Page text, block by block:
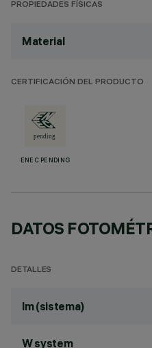
PROPIEDADES FÍSICAS
Material
CERTIFICACIÓN DEL PRODUCTO
ENEC PENDING
DATOS
DETALLES
lm (sistema)
W system